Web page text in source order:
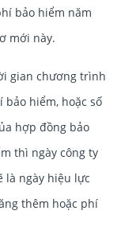
bảo hiểm năm
mới này.
gian chương trình
hiểm, hoặc số
hợp đồng bảo
thì ngày công ty
là ngày hiệu lực
thêm hoặc phí